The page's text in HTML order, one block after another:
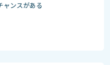
ャンスがある